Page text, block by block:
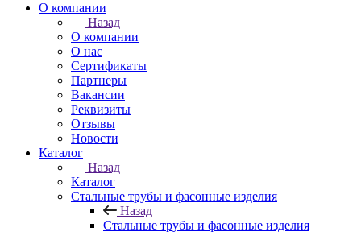
О компании
Назад
О компании
О нас
Сертификаты
Партнеры
Вакансии
Реквизиты
Отзывы
Новости
Каталог
Назад
Каталог
Стальные трубы и фасонные изделия
Назад
Стальные трубы и фасонные изделия